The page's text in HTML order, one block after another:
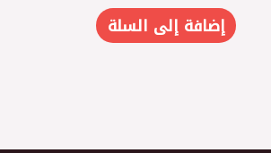
إضافة إلى السلة